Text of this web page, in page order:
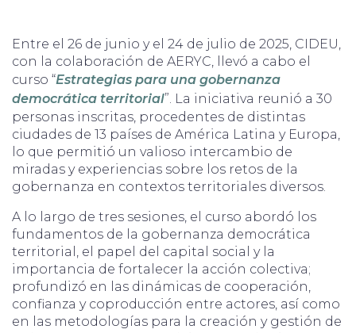
Entre el 26 de junio y el 24 de julio de 2025, CIDEU,
con la colaboración de AERYC, llevó a cabo el
curso “Estrategias para una gobernanza
democrática territorial”. La iniciativa reunió a 30
personas inscritas, procedentes de distintas
ciudades de 13 países de América Latina y Europa,
lo que permitió un valioso intercambio de
miradas y experiencias sobre los retos de la
gobernanza en contextos territoriales diversos.
A lo largo de tres sesiones, el curso abordó los
fundamentos de la gobernanza democrática
territorial, el papel del capital social y la
importancia de fortalecer la acción colectiva;
profundizó en las dinámicas de cooperación,
confianza y coproducción entre actores, así como
en las metodologías para la creación y gestión de